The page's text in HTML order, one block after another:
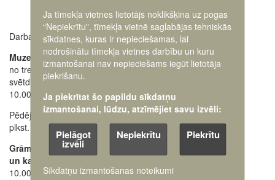
Darba laiki:
Muzejs atvērts:
no trešdienas līdz
svētdienai
10.00 - 18.00
Pēdējos apmeklētājus ielaiž
plkst. 17.30
Grāmatu tirdzniecības
un kases darba laiks:
10.00 - 17.45
Muzeja administrācija
+371 63616238
Ekskursiju pieteikšana
Oficiālais e-pasts:
pasts@karamuzejs.lv
Raksti mums uz e-adresi
Ja tīmekļa vietnes lietotājs noklikšķina uz pogas
“Nepiekrītu”, tīmekļa vietnē saglabājas tehniskās
sīkdatnes, kuras ir nepieciešamas, lai
nodrošinātu tīmekļa vietnes darbību un kuru
izmantošanai nav nepieciešams iegūt lietotāja
piekrišanu.
Ja piekrītat šo papildu sīkdatņu
izmantošanai, lūdzu, atzīmējiet savu izvēli:
Pielāgot
izvēli
Nepiekrītu Piekrītu
Sīkdatņu izmantošanas noteikumi